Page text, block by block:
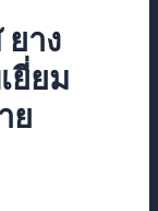
าง
ยี่ยม
ย